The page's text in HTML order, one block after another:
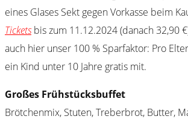
eines Glases Sekt gegen Vorkasse beim
Ticketsbis zum 11.12.2024 (danach 32,90
auch hier unser 100 % Sparfaktor: Pro
ein Kind unter 10 Jahre gratis mit.
Großes Frühstücksbuffet
Brötchenmix, Stuten, Treberbrot, Butter,